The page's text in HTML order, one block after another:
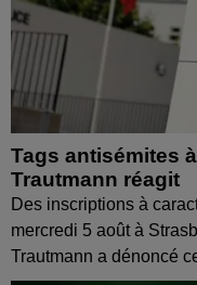
Tags antisémites
Trautmann réagit
Des inscriptions à
mercredi 5 août à
Trautmann a dénoncé